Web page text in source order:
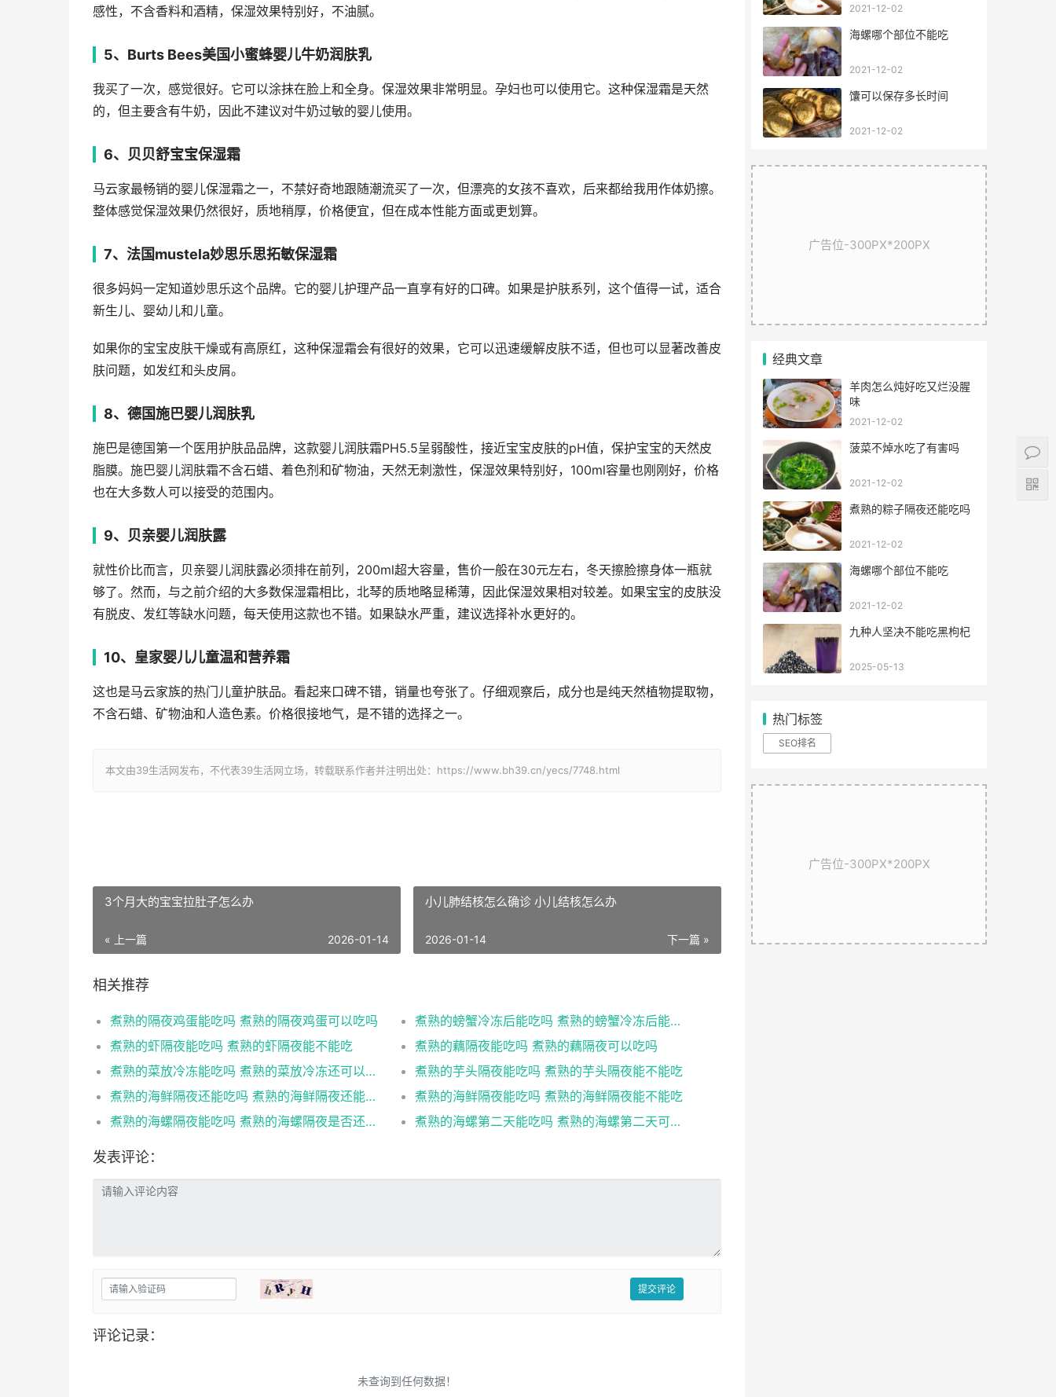
感性，不含香料和酒精，保湿效果特别好，不油腻。
5、Burts Bees美国小蜜蜂婴儿牛奶润肤乳
我买了一次，感觉很好。它可以涂抹在脸上和全身。保湿效果非常明显。孕妇也可以使用它。这种保湿霜是天然
的，但主要含有牛奶，因此不建议对牛奶过敏的婴儿使用。
6、贝贝舒宝宝保湿霜
马云家最畅销的婴儿保湿霜之一，不禁好奇地跟随潮流买了一次，但漂亮的女孩不喜欢，后来都给我用作体奶擦。
整体感觉保湿效果仍然很好，质地稍厚，价格便宜，但在成本性能方面或更划算。
7、法国mustela妙思乐思拓敏保湿霜
很多妈妈一定知道妙思乐这个品牌。它的婴儿护理产品一直享有好的口碑。如果是护肤系列，这个值得一试，适合
新生儿、婴幼儿和儿童。
如果你的宝宝皮肤干燥或有高原红，这种保湿霜会有很好的效果，它可以迅速缓解皮肤不适，但也可以显著改善皮
肤问题，如发红和头皮屑。
8、德国施巴婴儿润肤乳
施巴是德国第一个医用护肤品品牌，这款婴儿润肤霜PH5.5呈弱酸性，接近宝宝皮肤的pH值，保护宝宝的天然皮
脂膜。施巴婴儿润肤霜不含石蜡、着色剂和矿物油，天然无刺激性，保湿效果特别好，100ml容量也刚刚好，价格
也在大多数人可以接受的范围内。
9、贝亲婴儿润肤露
就性价比而言，贝亲婴儿润肤露必须排在前列，200ml超大容量，售价一般在30元左右，冬天擦脸擦身体一瓶就
够了。然而，与之前介绍的大多数保湿霜相比，北琴的质地略显稀薄，因此保湿效果相对较差。如果宝宝的皮肤没
有脱皮、发红等缺水问题，每天使用这款也不错。如果缺水严重，建议选择补水更好的。
10、皇家婴儿儿童温和营养霜
这也是马云家族的热门儿童护肤品。看起来口碑不错，销量也夸张了。仔细观察后，成分也是纯天然植物提取物，
不含石蜡、矿物油和人造色素。价格很接地气，是不错的选择之一。
本文由39生活网发布，不代表39生活网立场，转载联系作者并注明出处：https://www.bh39.cn/yecs/7748.html
3个月大的宝宝拉肚子怎么办
« 上一篇 2026-01-14
小儿肺结核怎么确诊 小儿结核怎么办
下一篇 »
2026-01-14
相关推荐
煮熟的隔夜鸡蛋能吃吗 煮熟的隔夜鸡蛋可以吃吗
煮熟的螃蟹冷冻后能吃吗 煮熟的螃蟹冷冻后能不能吃
煮熟的虾隔夜能吃吗 煮熟的虾隔夜能不能吃
煮熟的藕隔夜能吃吗 煮熟的藕隔夜可以吃吗
煮熟的菜放冷冻能吃吗 煮熟的菜放冷冻还可以食用吗
煮熟的芋头隔夜能吃吗 煮熟的芋头隔夜能不能吃
煮熟的海鲜隔夜还能吃吗 煮熟的海鲜隔夜还能不能吃
煮熟的海鲜隔夜能吃吗 煮熟的海鲜隔夜能不能吃
煮熟的海螺隔夜能吃吗 煮熟的海螺隔夜是否还能吃
煮熟的海螺第二天能吃吗 煮熟的海螺第二天可以吃吗
发表评论：
提交评论
评论记录：
未查询到任何数据！
2021-12-02
海螺哪个部位不能吃
2021-12-02
馕可以保存多长时间
2021-12-02
广告位-300PX*200PX
经典文章
羊肉怎么炖好吃又烂没腥
味
2021-12-02
菠菜不焯水吃了有害吗
2021-12-02
煮熟的粽子隔夜还能吃吗
2021-12-02
海螺哪个部位不能吃
2021-12-02
九种人坚决不能吃黑枸杞
2025-05-13
热门标签
SEO排名
广告位-300PX*200PX